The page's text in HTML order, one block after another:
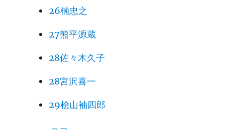
26楠忠之
27熊平源蔵
28佐々木久子
28宮沢喜一
29桧山袖四郎